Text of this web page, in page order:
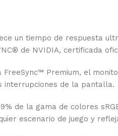
un tiempo de respuesta
de NVIDIA, certificada
FreeSync™ Premium, el
interrupciones de la pantalla.
de la gama de colores
escenario de juego y